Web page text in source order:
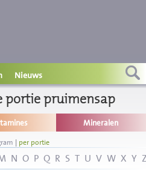
Nieuws
portie pruimensap
Mineralen
| per portie
N O P Q R S T U V W X Y